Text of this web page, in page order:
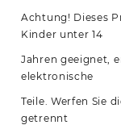
Achtung! Dieses
Kinder unter 14
Jahren geeignet,
elektronische
Teile. Werfen Sie
getrennt